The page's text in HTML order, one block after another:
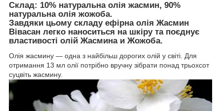
Склад: 10% натуральна олія жасмин, 90%
натуральна олія жожоба.
Завдяки цьому складу ефірна олія Жасмин
Вівасан легко наноситься на шкіру та поєднує
властивості олій Жасмина и Жожоба.
Олія жасмину — одна з найбільш дорогих олій у світі. Для
отримання 13 мл олії потрібно вручну зібрати понад трьохсот
суцвіть жасмину.